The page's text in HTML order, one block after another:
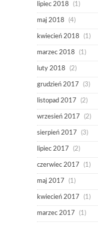
lipiec 2018 (1)
maj 2018 (4)
kwiecień 2018 (1)
marzec 2018 (1)
luty 2018 (2)
grudzień 2017 (3)
listopad 2017 (2)
wrzesień 2017 (2)
sierpień 2017 (3)
lipiec 2017 (2)
czerwiec 2017 (1)
maj 2017 (1)
kwiecień 2017 (1)
marzec 2017 (1)